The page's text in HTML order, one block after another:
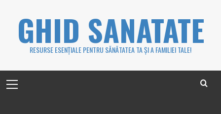
GHID SANATATE
RESURSE ESENȚIALE PENTRU SĂNĂTATEA TA ȘI A FAMILIEI TALE!
Menu